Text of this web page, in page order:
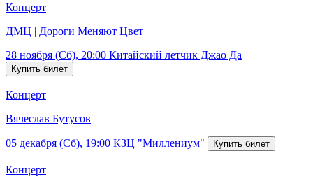
Концерт
ДМЦ | Дороги Меняют Цвет
28 ноября (Сб), 20:00 Китайский летчик Джао Да
Концерт
Вячеслав Бутусов
05 декабря (Сб), 19:00 КЗЦ "Миллениум"
Концерт